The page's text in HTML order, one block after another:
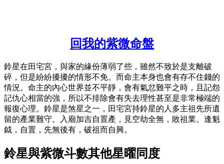
回我的紫微命盤
鈴星在田宅宮，與家的緣份薄弱了些，雖然不致於是支離破
碎，但是紛紛擾擾的情形不免。而命主本身也會有存不住錢的
情況。命主的內心世界並不平靜，會有氣忿難平之時，且記怨
記仇心相當的強，所以不排除會有失去理性甚至是非常極端的
報復心理。鈴星是煞星之一，田宅宮持鈴星的人多主祖先所遺
留的產業難守。入廟加吉自置產，見空劫全無，敗祖業。逢魁
鉞，自置，先無後有，破祖而自興。
鈴星與紫微斗數其他星曜同度